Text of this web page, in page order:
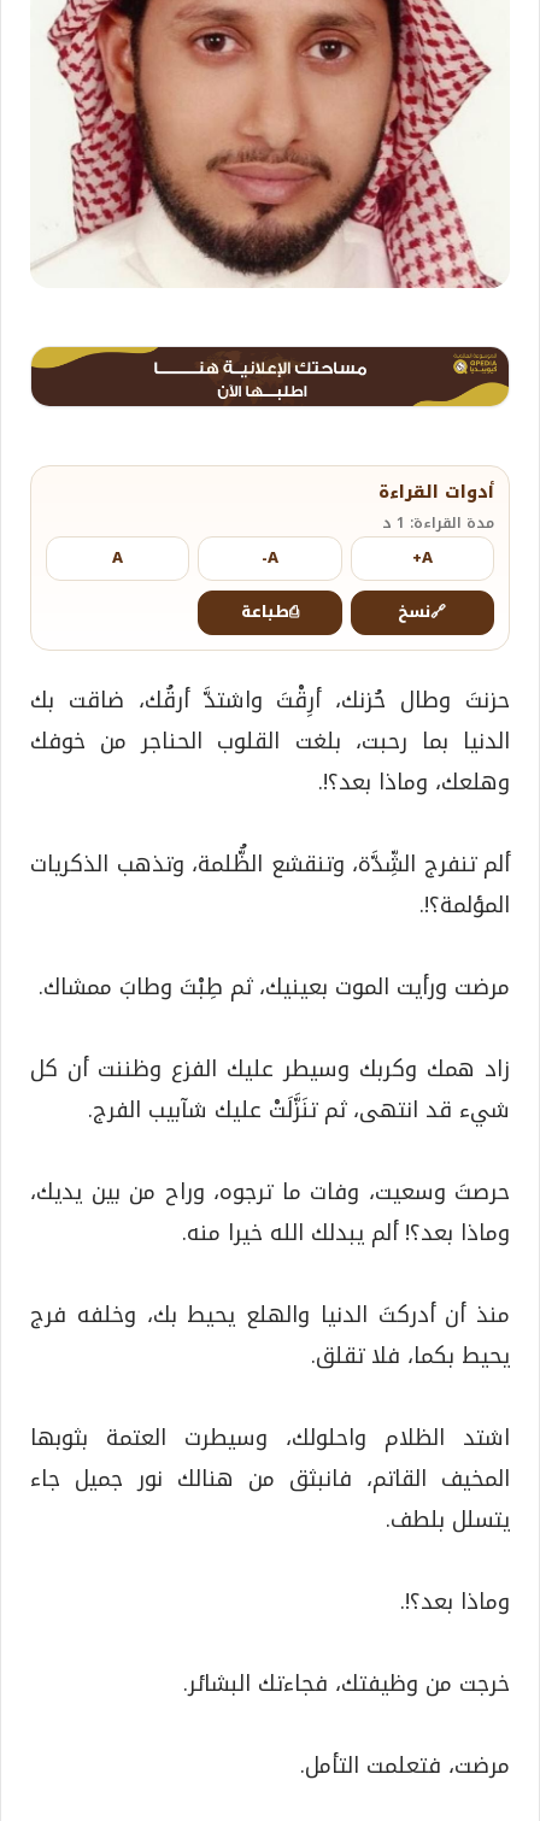
أدوات القراءة
مدة القراءة: 1 د
A+
A-
A
🔗نسخ ⎙طباعة
حزنتَ وطال حُزنك، أرِقْتَ واشتدَّ أرقُك، ضاقت بك
الدنيا بما رحبت، بلغت القلوب الحناجر من خوفك
وهلعك، وماذا بعد؟!.
ألم تنفرج الشِّدَّة، وتنقشع الظُّلمة، وتذهب الذكريات
المؤلمة؟!.
مرضت ورأيت الموت بعينيك، ثم طِبْتَ وطابَ ممشاك.
زاد همك وكربك وسيطر عليك الفزع وظننت أن كل
شيء قد انتهى، ثم تنَزَّلَتْ عليك شآبيب الفرج.
حرصتَ وسعيت، وفات ما ترجوه، وراح من بين يديك،
وماذا بعد؟! ألم يبدلك الله خيرا منه.
منذ أن أدركتَ الدنيا والهلع يحيط بك، وخلفه فرج
يحيط بكما، فلا تقلق.
اشتد الظلام واحلولك، وسيطرت العتمة بثوبها
المخيف القاتم، فانبثق من هنالك نور جميل جاء
يتسلل بلطف.
وماذا بعد؟!.
خرجت من وظيفتك، فجاءتك البشائر.
مرضت، فتعلمت التأمل.